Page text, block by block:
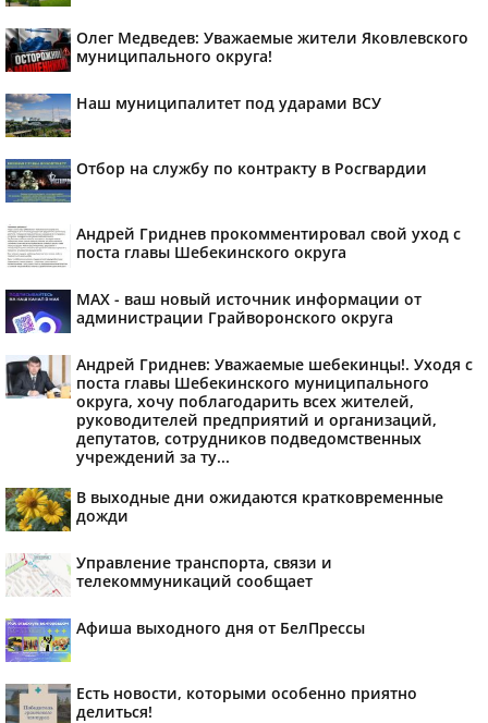
Олег Медведев: Уважаемые жители Яковлевского
муниципального округа!
Наш муниципалитет под ударами ВСУ
Отбор на службу по контракту в Росгвардии
Андрей Гриднев прокомментировал свой уход с
поста главы Шебекинского округа
MAX - ваш новый источник информации от
администрации Грайворонского округа
Андрей Гриднев: Уважаемые шебекинцы!. Уходя с
поста главы Шебекинского муниципального
округа, хочу поблагодарить всех жителей,
руководителей предприятий и организаций,
депутатов, сотрудников подведомственных
учреждений за ту...
В выходные дни ожидаются кратковременные
дожди
Управление транспорта, связи и
телекоммуникаций сообщает
Афиша выходного дня от БелПрессы
Есть новости, которыми особенно приятно
делиться!